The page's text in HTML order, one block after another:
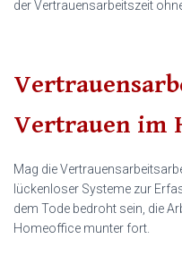
der Vertrauensarbeitszeit
Vertrauen im
Mag die
lückenloser Systeme zur
dem Tode bedroht sein, die
Homeoffice munter fort.